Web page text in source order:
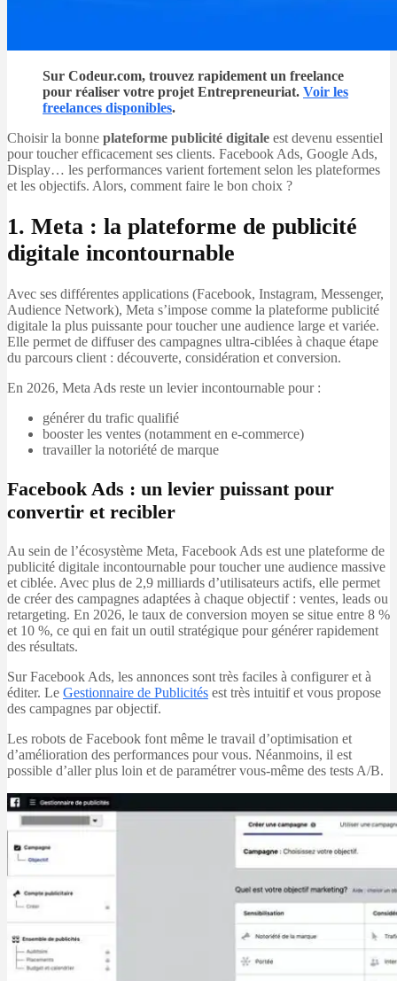
Sur Codeur.com, trouvez rapidement un freelance
pour réaliser votre projet Entrepreneuriat. Voir les
freelances disponibles.
Choisir la bonne plateforme publicité digitale est devenu essentiel
pour toucher efficacement ses clients. Facebook Ads, Google Ads,
Display… les performances varient fortement selon les plateformes
et les objectifs. Alors, comment faire le bon choix ?
1. Meta : la plateforme de publicité
digitale incontournable
Avec ses différentes applications (Facebook, Instagram, Messenger,
Audience Network), Meta s’impose comme la plateforme publicité
digitale la plus puissante pour toucher une audience large et variée.
Elle permet de diffuser des campagnes ultra-ciblées à chaque étape
du parcours client : découverte, considération et conversion.
En 2026, Meta Ads reste un levier incontournable pour :
générer du trafic qualifié
booster les ventes (notamment en e-commerce)
travailler la notoriété de marque
Facebook Ads : un levier puissant pour
convertir et recibler
Au sein de l’écosystème Meta, Facebook Ads est une plateforme de
publicité digitale incontournable pour toucher une audience massive
et ciblée. Avec plus de 2,9 milliards d’utilisateurs actifs, elle permet
de créer des campagnes adaptées à chaque objectif : ventes, leads ou
retargeting. En 2026, le taux de conversion moyen se situe entre 8 %
et 10 %, ce qui en fait un outil stratégique pour générer rapidement
des résultats.
Sur Facebook Ads, les annonces sont très faciles à configurer et à
éditer. Le Gestionnaire de Publicités est très intuitif et vous propose
des campagnes par objectif.
Les robots de Facebook font même le travail d’optimisation et
d’amélioration des performances pour vous. Néanmoins, il est
possible d’aller plus loin et de paramétrer vous-même des tests A/B.